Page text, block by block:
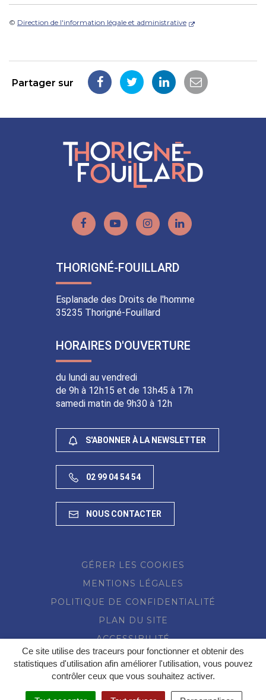
Ce site utilise des traceurs pour fonctionner et obtenir des
statistiques d'utilisation afin améliorer l'utilisation, vous pouvez
contrôler ceux que vous souhaitez activer.
© Direction de l'information légale et administrative
Partager sur
Partager
Facebook
Partager
Twitter
Partager
LinkedIn
Partager
email
Lien
le
compte
Lien
la
chaîne
Lien
le
compte
Lien
THORIGNÉ-FOUILLARD
Esplanade des Droits de l'homme
35235 Thorigné-Fouillard
HORAIRES D'OUVERTURE
du lundi au vendredi
de 9h à 12h15 et de 13h45 à 17h
samedi matin de 9h30 à 12h
S'ABONNER À LA NEWSLETTER
02 99 04 54 54
NOUS CONTACTER
GÉRER LES COOKIES
MENTIONS LÉGALES
POLITIQUE DE CONFIDENTIALITÉ
PLAN DU SITE
ACCESSIBILITÉ